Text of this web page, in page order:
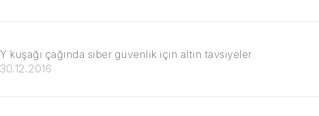
Y kuşağı çağında siber güvenlik için altın tavsiyeler
30.12.2016